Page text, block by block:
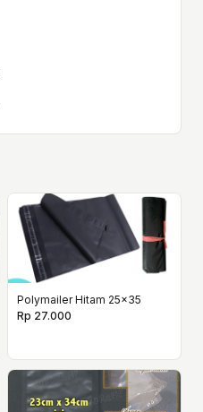
Polymailer Hitam 25x35
Rp 27.000